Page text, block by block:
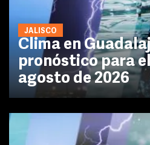
JALISCO
Clima en
pronóstico para
agosto de 2026